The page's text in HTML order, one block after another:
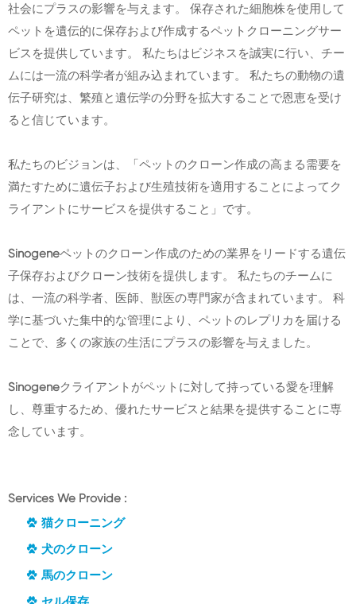
社会にプラスの影響を与えます。 保存された細胞株を使用して
ペットを遺伝的に保存および作成するペットクローニングサー
ビスを提供しています。 私たちはビジネスを誠実に行い、チー
ムには一流の科学者が組み込まれています。 私たちの動物の遺
伝子研究は、繁殖と遺伝学の分野を拡大することで恩恵を受け
ると信じています。
私たちのビジョンは、「ペットのクローン作成の高まる需要を
満たすために遺伝子および生殖技術を適用することによってク
ライアントにサービスを提供すること」です。
Sinogeneペットのクローン作成のための業界をリードする遺伝
子保存およびクローン技術を提供します。 私たちのチームに
は、一流の科学者、医師、獣医の専門家が含まれています。 科
学に基づいた集中的な管理により、ペットのレプリカを届ける
ことで、多くの家族の生活にプラスの影響を与えました。
Sinogeneクライアントがペットに対して持っている愛を理解
し、尊重するため、優れたサービスと結果を提供することに専
念しています。
Services We Provide :
猫クローニング
犬のクローン
馬のクローン